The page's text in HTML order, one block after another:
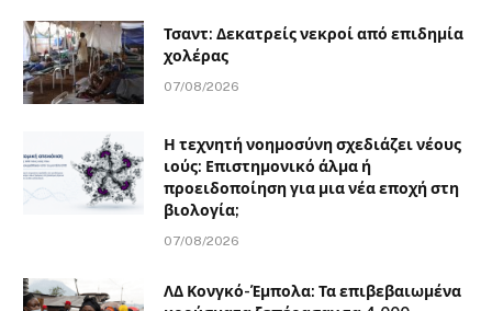
Τσαντ: Δεκατρείς νεκροί από επιδημία
χολέρας
07/08/2026
Η τεχνητή νοημοσύνη σχεδιάζει νέους
ιούς: Επιστημονικό άλμα ή
προειδοποίηση για μια νέα εποχή στη
βιολογία;
07/08/2026
ΛΔ Κονγκό-Έμπολα: Τα επιβεβαιωμένα